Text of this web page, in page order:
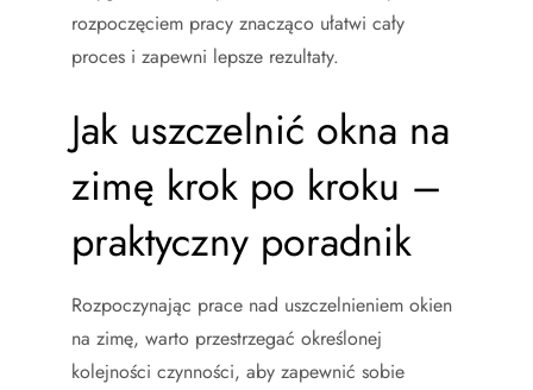
rozpoczęciem pracy znacząco ułatwi cały
proces i zapewni lepsze rezultaty.
Jak uszczelnić okna na
zimę krok po kroku –
praktyczny poradnik
Rozpoczynając prace nad uszczelnieniem okien
na zimę, warto przestrzegać określonej
kolejności czynności, aby zapewnić sobie